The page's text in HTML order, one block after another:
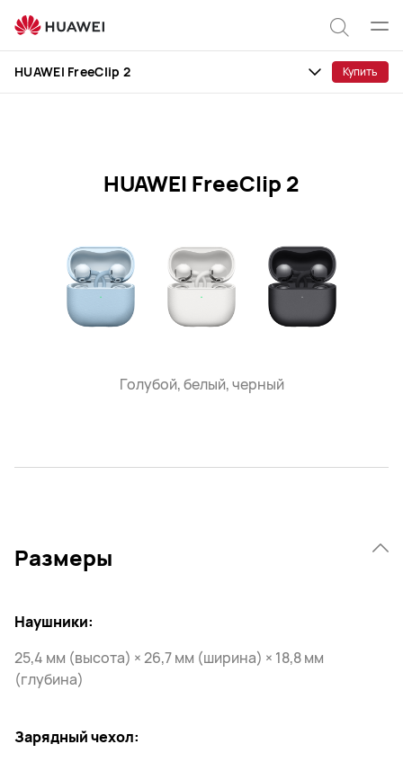
Характеристики
HUAWEI
FreeClip
Поиск
по
HUAWEI FreeClip 2 Купить
HUAWEI FreeClip 2
Голубой, белый, черный
Размеры
Наушники:
25,4 мм (высота) × 26,7 мм (ширина) × 18,8 мм
(глубина)
Зарядный чехол: